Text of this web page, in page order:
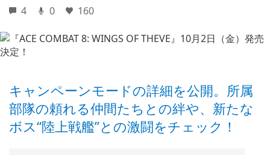
4 0 160
キャンペーンモードの詳細を公開。所属
部隊の頼れる仲間たちとの絆や、新たな
ボス“陸上戦艦”との激闘をチェック！